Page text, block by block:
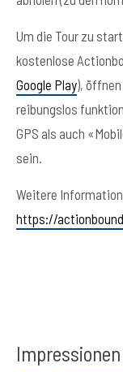
Um die Tour zu
kostenlose
Google Play),
reibungslos
GPS als auch
sein.
Weitere
https://
Impressionen